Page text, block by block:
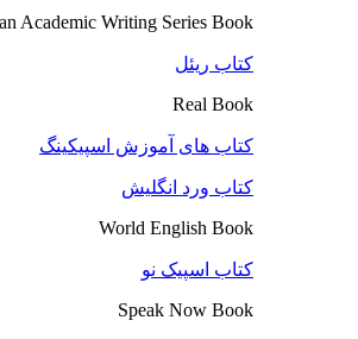
Academic Writing Series Book
کتاب ریئل
Real Book
کتاب های آموزش اسپیکینگ
کتاب ورد انگلیش
World English Book
کتاب اسپیک نو
Speak Now Book